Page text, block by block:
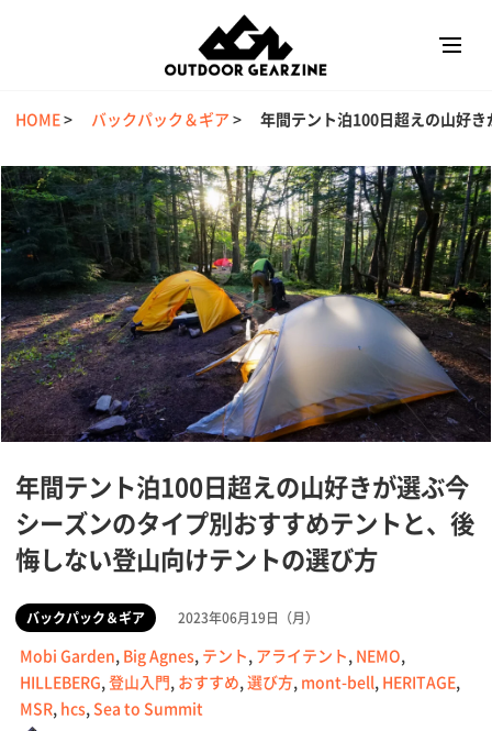
HOME> バックパック＆ギア >年間テント泊100日超えの山好
年間テント泊100日超えの山好きが選ぶ今
シーズンのタイプ別おすすめテントと、後
悔しない登山向けテントの選び方
バックパック＆ギア 2023年06月19日（月）
Mobi Garden, Big Agnes, テント, アライテント, NEMO,
HILLEBERG,登山入門, おすすめ,選び方, mont-bell, HERITAGE,
MSR, hcs,Sea to Summit